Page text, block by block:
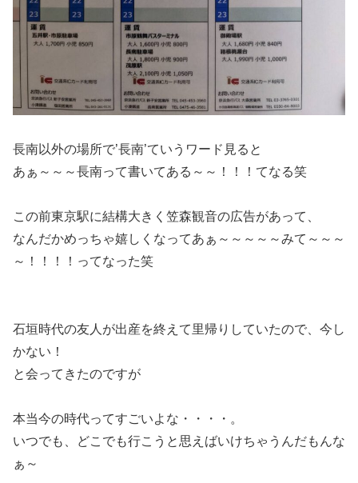
長南以外の場所で’長南’ていうワード見ると
あぁ～～～長南って書いてある～～！！！てなる笑
この前東京駅に結構大きく笠森観音の広告があって、
なんだかめっちゃ嬉しくなってあぁ～～～～～みて～～～
～！！！！ってなった笑
石垣時代の友人が出産を終えて里帰りしていたので、今し
かない！
と会ってきたのですが
本当今の時代ってすごいよな・・・・。
いつでも、どこでも行こうと思えばいけちゃうんだもんな
ぁ～